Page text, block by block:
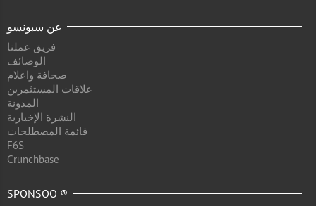
عن سبونسو
فريق عملنا
الوضائف
صحافة واعلام
علاقات المستثمرين
المدونة
النشرة الإخبارية
قائمة المصطلحات
F6S
Crunchbase
SPONSOO ®